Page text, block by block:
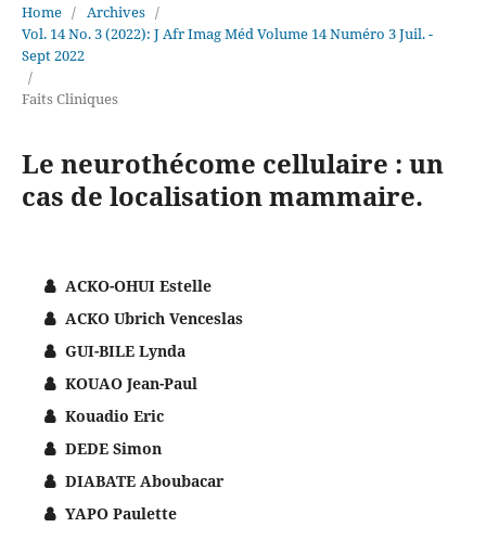
Home / Archives /
Vol. 14 No. 3 (2022): J Afr Imag Méd Volume 14 Numéro 3 Juil. -
Sept 2022
/
Faits Cliniques
Le neurothécome cellulaire : un
cas de localisation mammaire.
ACKO-OHUI Estelle
ACKO Ubrich Venceslas
GUI-BILE Lynda
KOUAO Jean-Paul
Kouadio Eric
DEDE Simon
DIABATE Aboubacar
YAPO Paulette